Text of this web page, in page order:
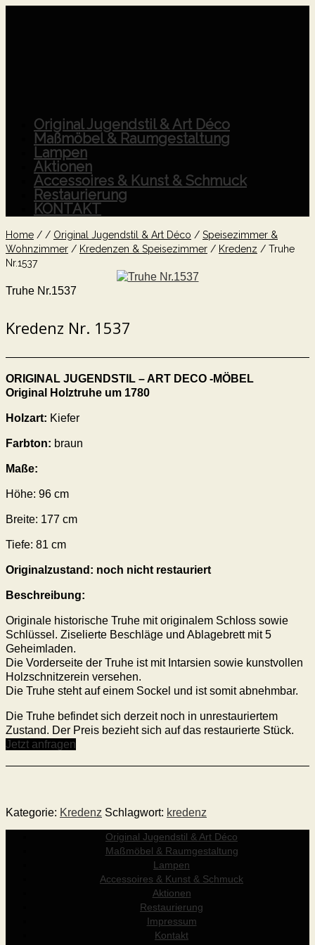
Original Jugendstil & Art Déco
Maßmöbel & Raumgestaltung
Lampen
Aktionen
Accessoires & Kunst & Schmuck
Restaurierung
KONTAKT
Home / / Original Jugendstil & Art Déco / Speisezimmer &
Wohnzimmer / Kredenzen & Speisezimmer / Kredenz / Truhe
Nr.1537
Truhe Nr.1537
Kredenz Nr. 1537
ORIGINAL JUGENDSTIL – ART DECO -MÖBEL
Original Holztruhe um 1780
Holzart: Kiefer
Farbton: braun
Maße:
Höhe: 96 cm
Breite: 177 cm
Tiefe: 81 cm
Originalzustand: noch nicht restauriert
Beschreibung:
Originale historische Truhe mit originalem Schloss sowie
Schlüssel. Ziselierte Beschläge und Ablagebrett mit 5
Geheimladen.
Die Vorderseite der Truhe ist mit Intarsien sowie kunstvollen
Holzschnitzerein versehen.
Die Truhe steht auf einem Sockel und ist somit abnehmbar.
Die Truhe befindet sich derzeit noch in unrestauriertem
Zustand. Der Preis bezieht sich auf das restaurierte Stück.
Jetzt anfragen
Kategorie: Kredenz Schlagwort: kredenz
Original Jugendstil & Art Déco
Maßmöbel & Raumgestaltung
Lampen
Accessoires & Kunst & Schmuck
Aktionen
Restaurierung
Impressum
Kontakt